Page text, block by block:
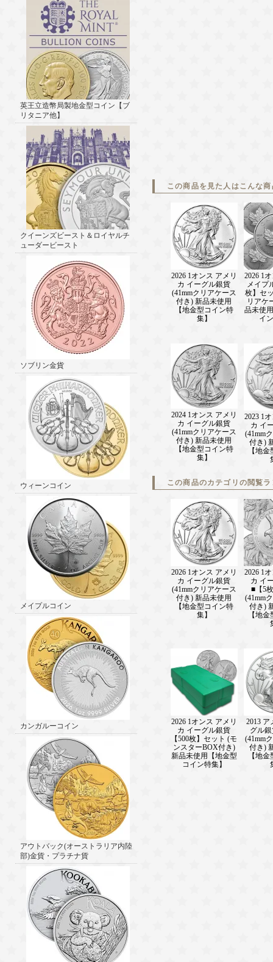
英王立造幣局製地金型コイン【ブ
リタニア他】
クイーンズビースト＆ロイヤルチ
ューダービースト
ソブリン金貨
ウィーンコイン
メイプルコイン
カンガルーコイン
アウトバック(オーストラリア内陸
部)金貨・プラチナ貨
この商品を見た人はこんな
2026 1オンス アメリ
カ イーグル銀貨
(41mmクリアケース
付き) 新品未使用
【地金型コイン特
集】
2026 1
メイプ
枚】セ
リアケ
品未使
イ
2024 1オンス アメリ
カ イーグル銀貨
(41mmクリアケース
付き) 新品未使用
【地金型コイン特
集】
2023 1
カ イ
(41mm
付き)
【地
この商品のカテゴリの閲覧
2026 1オンス アメリ
カ イーグル銀貨
(41mmクリアケース
付き) 新品未使用
【地金型コイン特
集】
2026 1
カ イ
■【5
(41mm
付き)
【地
2026 1オンス アメリ
カ イーグル銀貨
【500枚】セット (モ
ンスターBOX付き)
新品未使用【地金型
コイン特集】
2013 ア
グル
(41mm
付き)
【地